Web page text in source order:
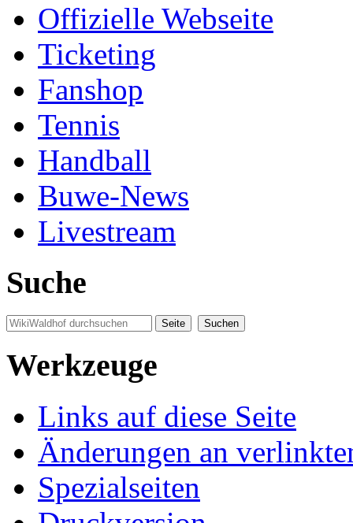
Offizielle Webseite
Ticketing
Fanshop
Tennis
Handball
Buwe-News
Livestream
Suche
Werkzeuge
Links auf diese Seite
Änderungen an
Spezialseiten